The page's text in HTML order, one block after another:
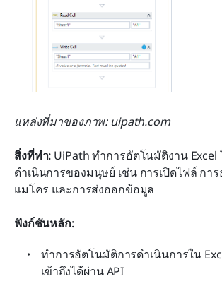
แหล่งที่มาของภาพ: uipath.com
สิ่งที่ทำ: UiPath ทำการอัตโนมัติงาน Excel
ดำเนินการของมนุษย์ เช่น การเปิดไฟล์ กา
แมโคร และการส่งออกข้อมูล
ฟังก์ชันหลัก:
ทำการอัตโนมัติการดำเนินการใน
เข้าถึงได้ผ่าน API